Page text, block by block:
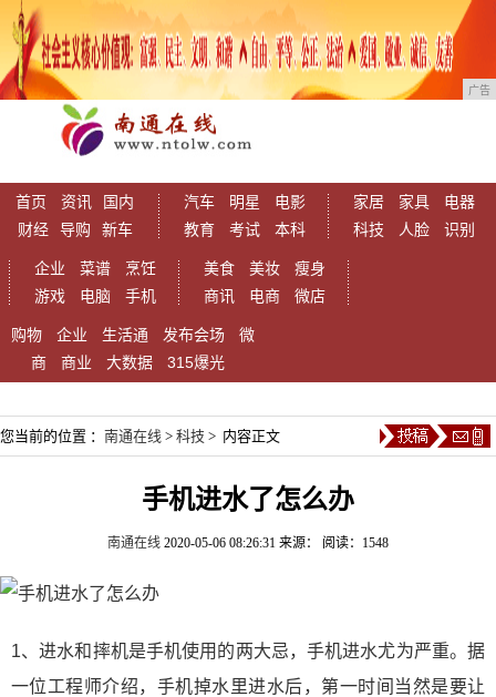
广告
首页 资讯
国内
财经
导购 新车
汽车 明星
电影
教育
考试 本科
家居 家具
电器
科技
人脸 识别
企业 菜谱
烹饪
游戏
电脑 手机
美食 美妆
瘦身
商讯
电商 微店
购物 企业 生活通 发布会场
微
商
商业 大数据 315爆光
您当前的位置 ： 南通在线 > 科技 > 内容正文
手机进水了怎么办
南通在线 2020-05-06 08:26:31 来源： 阅读：1548
1、进水和摔机是手机使用的两大忌，手机进水尤为严重。据
一位工程师介绍，手机掉水里进水后，第一时间当然是要让